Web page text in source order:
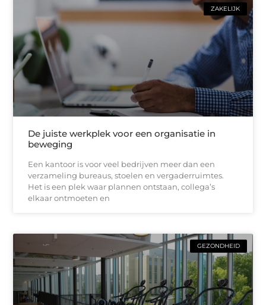
ZAKELIJK
De juiste werkplek voor een organisatie in
beweging
Een kantoor is voor veel bedrijven meer dan een
verzameling bureaus, stoelen en vergaderruimtes.
Het is een plek waar plannen ontstaan, collega’s
elkaar ontmoeten en
GEZONDHEID